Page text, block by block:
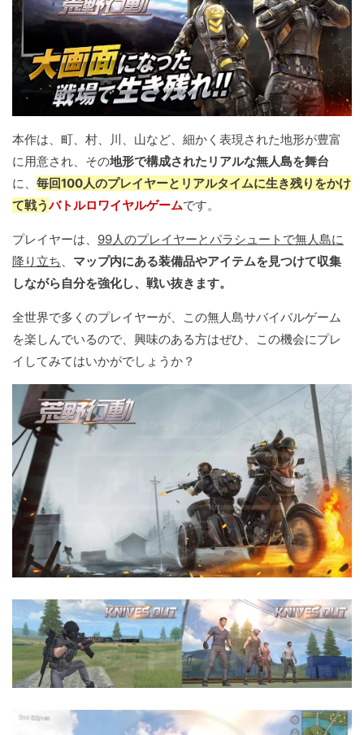
本作は、町、村、川、山など、細かく表現された地形が豊富
に用意され、その地形で構成されたリアルな無人島を舞台
に、 毎回100人のプレイヤーとリアルタイムに生き残りをかけ
て戦うバトルロワイヤルゲームです。
プレイヤーは、 99人のプレイヤーとパラシュートで無人島に
降り立ち
マップ内にある装備品やアイテムを見つけて収集
しながら自分を強化し、戦い抜きます。
全世界で多くのプレイヤーが、この無人島サバイバルゲーム
を楽しんでいるので、興味のある方はぜひ、この機会にプレ
イしてみてはいかがでしょうか？